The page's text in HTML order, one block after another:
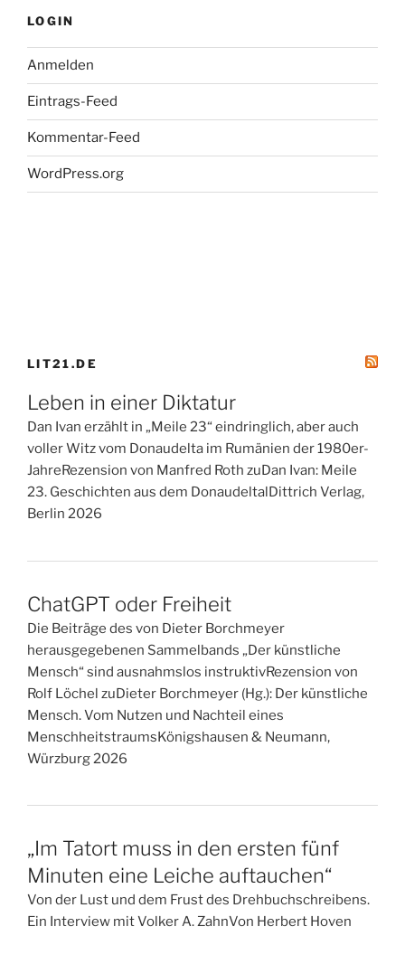
LOGIN
Anmelden
Eintrags-Feed
Kommentar-Feed
WordPress.org
LIT21.DE
Leben in einer Diktatur
Dan Ivan erzählt in „Meile 23“ eindringlich, aber auch
voller Witz vom Donaudelta im Rumänien der 1980er-
JahreRezension von Manfred Roth zuDan Ivan: Meile
23. Geschichten aus dem DonaudeltalDittrich Verlag,
Berlin 2026
ChatGPT oder Freiheit
Die Beiträge des von Dieter Borchmeyer
herausgegebenen Sammelbands „Der künstliche
Mensch“ sind ausnahmslos instruktivRezension von
Rolf Löchel zuDieter Borchmeyer (Hg.): Der künstliche
Mensch. Vom Nutzen und Nachteil eines
MenschheitstraumsKönigshausen & Neumann,
Würzburg 2026
„Im Tatort muss in den ersten fünf
Minuten eine Leiche auftauchen“
Von der Lust und dem Frust des Drehbuchschreibens.
Ein Interview mit Volker A. ZahnVon Herbert Hoven